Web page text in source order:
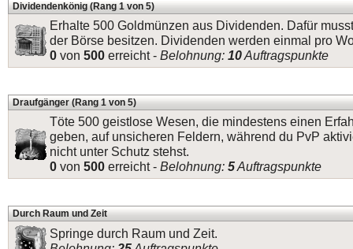
Dividendenkönig (Rang 1 von 5)
Erhalte 500 Goldmünzen aus Dividenden. Dafür
der Börse besitzen. Dividenden werden einmal pro
0 von 500 erreicht - Belohnung: 10Auftragspunkte
Draufgänger (Rang 1 von 5)
Töte 500 geistlose Wesen, die mindestens einen
geben, auf unsicheren Feldern, während du PvP
nicht unter Schutz stehst.
0 von 500 erreicht - Belohnung: 5Auftragspunkte
Durch Raum und Zeit
Springe durch Raum und Zeit.